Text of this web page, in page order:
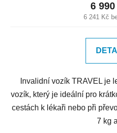
6 241 Kč
6
Invalidní vozík TRAVEL je
vozík, který je ideální pro
cestách k lékaři nebo při
7 kg